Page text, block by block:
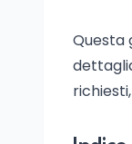
Questa